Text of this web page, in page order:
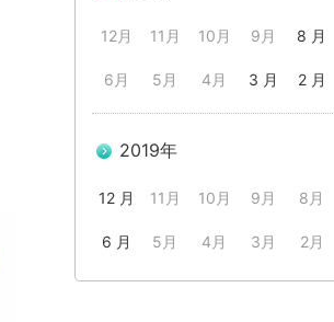
12月 11月 10月 9月 8 月
6月 5月 4月 3 月 2 月
2019年
12 月 11月 10月 9月 8月
6 月 5月 4月 3月 2月